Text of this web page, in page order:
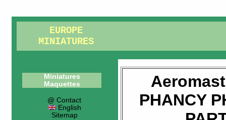
EUROPE
MINIATURES
Miniatures
Maquettes
@ Contact
English
Sitemap
PHANCY